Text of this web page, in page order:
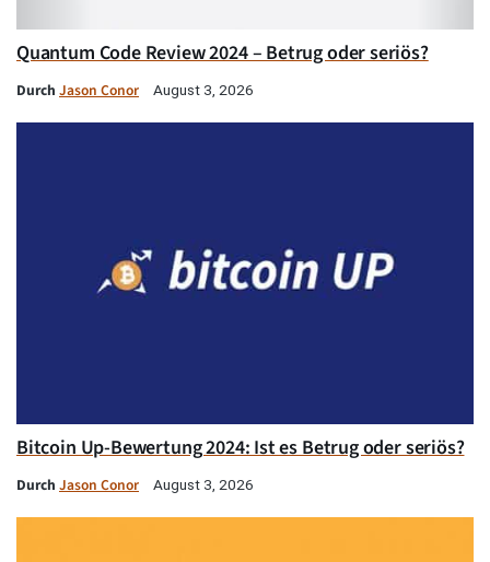
Quantum Code Review 2024 – Betrug oder seriös?
Durch Jason Conor August 3, 2026
Bitcoin Up-Bewertung 2024: Ist es Betrug oder seriös?
Durch Jason Conor August 3, 2026